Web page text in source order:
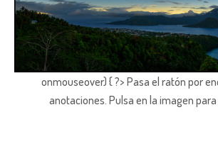
onmouseover) { ?> Pasa el ratón por
anotaciones. Pulsa en la imagen